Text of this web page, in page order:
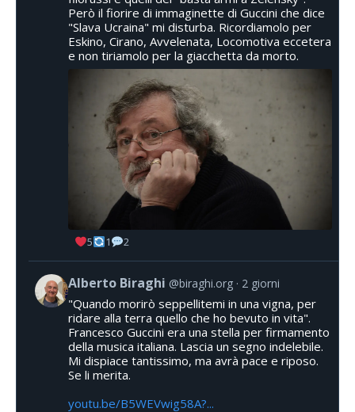
Però il fiorire di immaginette di Guccini che dice
"Slava Ucraina" mi disturba. Ricordiamolo per
Eskino, Cirano, Avvelenata, Locomotiva eccetera
e non tiriamolo per la giacchetta da morto.
5 1 2
Alberto Biraghi @biraghi.org 2 giorni
"Quando morirò seppellitemi in una vigna, per
ridare alla terra quello che ho bevuto in vita".
Francesco Guccini era una stella per firmamento
della musica italiana. Lascia un segno indelebile.
Mi dispiace tantissimo, ma avrà pace e riposo.
Se li merita.
youtu.be/B5WEVwig58A?...